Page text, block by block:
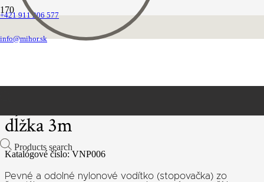
+421 911 206 577
info@mihor.sk
Products search
Domovská stránka
Vôdzky stopovavcie
dĺžka 3m
Katalógové číslo: VNP006
Pevné a odolné nylonové vodítko (stopovačka) zo